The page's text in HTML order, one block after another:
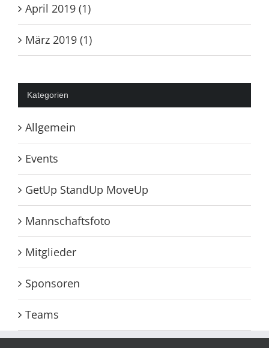
April 2019 (1)
März 2019 (1)
Kategorien
Allgemein
Events
GetUp StandUp MoveUp
Mannschaftsfoto
Mitglieder
Sponsoren
Teams